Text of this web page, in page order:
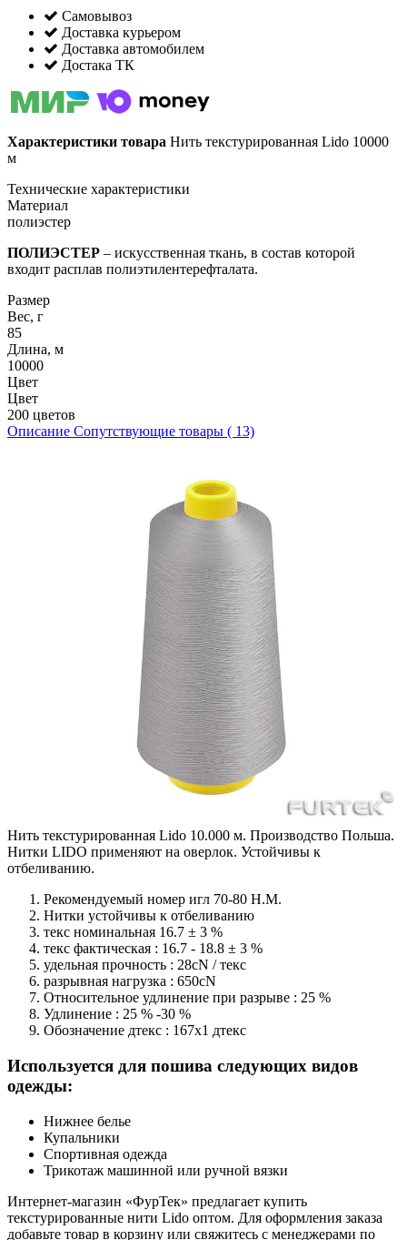
Самовывоз
Доставка курьером
Доставка автомобилем
Достака ТК
Характеристики товара Нить текстурированная Lido 10000
м
Технические характеристики
Материал
полиэстер
ПОЛИЭСТЕР – искусственная ткань, в состав которой
входит расплав полиэтилентерефталата.
Размер
Вес, г
85
Длина, м
10000
Цвет
Цвет
200 цветов
Описание Сопутствующие товары ( 13)
Нить текстурированная Lido 10.000 м. Производство Польша.
Нитки LIDO применяют на оверлок. Устойчивы к
отбеливанию.
Рекомендуемый номер игл 70-80 Н.М.
Нитки устойчивы к отбеливанию
текс номинальная 16.7 ± 3 %
текс фактическая : 16.7 - 18.8 ± 3 %
удельная прочность : 28cN / текс
разрывная нагрузка : 650cN
Относительное удлинение при разрыве : 25 %
Удлинение : 25 % -30 %
Обозначение дтекс : 167x1 дтекс
Используется для пошива следующих видов
одежды:
Нижнее белье
Купальники
Спортивная одежда
Трикотаж машинной или ручной вязки
Интернет-магазин «ФурТек» предлагает купить
текстурированные нити Lido оптом. Для оформления заказа
добавьте товар в корзину или свяжитесь с менеджерами по